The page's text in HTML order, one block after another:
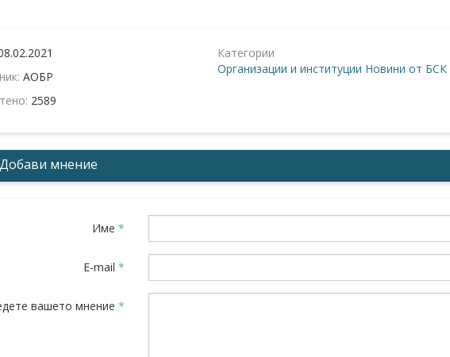
АОБР
2589
Категории
Организации и институции Новини от БСК
Добави мнение
Име *
E-mail *
вашето мнение *